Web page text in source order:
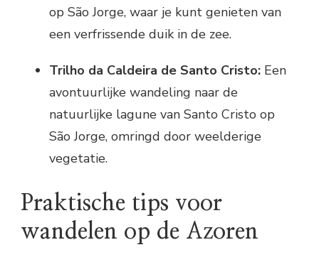
op São Jorge, waar je kunt genieten van
een verfrissende duik in de zee.
Trilho da Caldeira de Santo Cristo: Een
avontuurlijke wandeling naar de
natuurlijke lagune van Santo Cristo op
São Jorge, omringd door weelderige
vegetatie.
Praktische tips voor
wandelen op de Azoren